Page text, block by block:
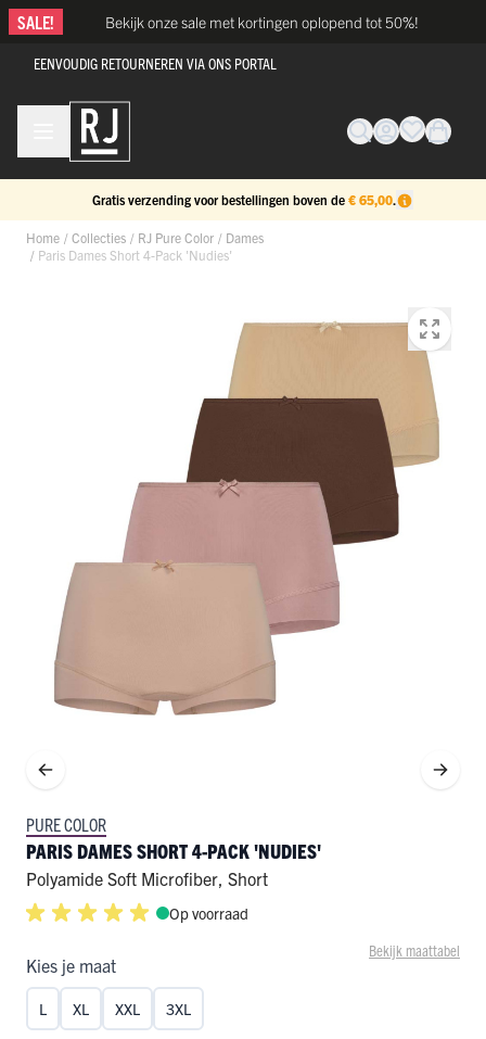
Ga naar de inhoud
SALE! Bekijk onze sale met kortingen oplopend tot 50%!
EENVOUDIG RETOURNEREN VIA ONS PORTAL
Gratis verzending voor bestellingen boven de € 65,00.
Home / Collecties / RJ Pure Color / Dames
/ Paris Dames Short 4-Pack 'Nudies'
PURE COLOR
PARIS DAMES SHORT 4-PACK 'NUDIES'
Polyamide Soft Microfiber, Short
Op voorraad
Bekijk maattabel
Kies je maat
L XL XXL 3XL